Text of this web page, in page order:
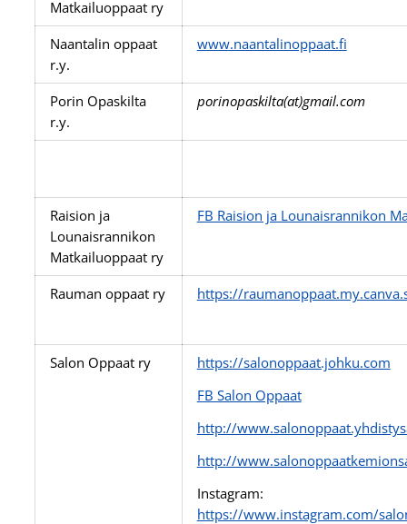
Matkailuoppaat ry
Naantalin oppaat
r.y.
www.naantalinoppaat.fi
Porin Opaskilta
r.y.
porinopaskilta(at)gmail.com
Raision ja
Lounaisrannikon
Matkailuoppaat ry
FB Raision ja Lounaisrannikon
Rauman oppaat ry https://
Salon Oppaat ry
https://salonoppaat.johku.com
FB Salon Oppaat
http://
http://
Instagram:
https://www.instagram.com/